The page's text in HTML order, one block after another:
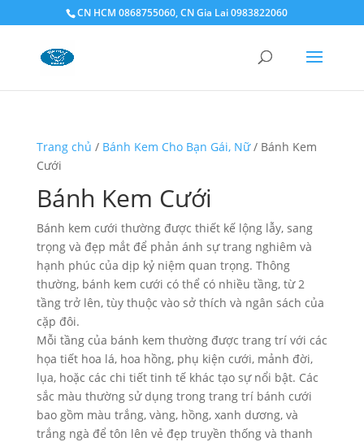
CN HCM 0868755060, CN Gia Lai 0983822060
Trang chủ / Bánh Kem Cho Bạn Gái, Nữ/ Bánh Kem
Cưới
Bánh Kem Cưới
Bánh kem cưới thường được thiết kế lộng lẫy, sang
trọng và đẹp mắt để phản ánh sự trang nghiêm và
hạnh phúc của dịp kỷ niệm quan trọng. Thông
thường, bánh kem cưới có thể có nhiều tầng, từ 2
tầng trở lên, tùy thuộc vào sở thích và ngân sách của
cặp đôi.
Mỗi tầng của bánh kem thường được trang trí với các
họa tiết hoa lá, hoa hồng, phụ kiện cưới, mảnh đời,
lụa, hoặc các chi tiết tinh tế khác tạo sự nổi bật. Các
sắc màu thường sử dụng trong trang trí bánh cưới
bao gồm màu trắng, vàng, hồng, xanh dương, và
trắng ngà để tôn lên vẻ đẹp truyền thống và thanh